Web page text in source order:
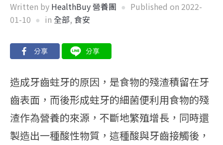
Written by HealthBuy 營養團 Published on 2022-
01-10
in 全部, 食安
造成牙齒蛀牙的原因，是食物的殘渣積留在牙
齒表面，而後形成蛀牙的細菌便利用食物的殘
渣作為營養的來源，不斷地繁殖增長，同時還
製造出一種酸性物質，這種酸與牙齒接觸後，